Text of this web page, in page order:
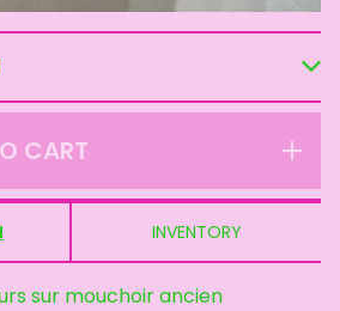
CART
INVENTORY
sur mouchoir ancien